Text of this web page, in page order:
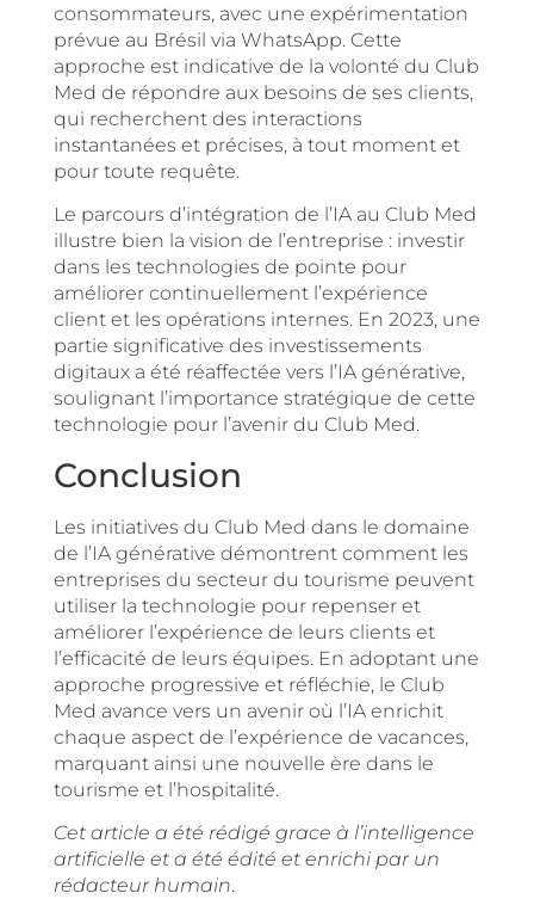
consommateurs, avec une expérimentation
prévue au Brésil via WhatsApp. Cette
approche est indicative de la volonté du Club
Med de répondre aux besoins de ses clients,
qui recherchent des interactions
instantanées et précises, à tout moment et
pour toute requête.
Le parcours d’intégration de l’IA au Club Med
illustre bien la vision de l’entreprise : investir
dans les technologies de pointe pour
améliorer continuellement l’expérience
client et les opérations internes. En 2023, une
partie significative des investissements
digitaux a été réaffectée vers l’IA générative,
soulignant l’importance stratégique de cette
technologie pour l’avenir du Club Med.
Conclusion
Les initiatives du Club Med dans le domaine
de l’IA générative démontrent comment les
entreprises du secteur du tourisme peuvent
utiliser la technologie pour repenser et
améliorer l’expérience de leurs clients et
l’efficacité de leurs équipes. En adoptant une
approche progressive et réfléchie, le Club
Med avance vers un avenir où l’IA enrichit
chaque aspect de l’expérience de vacances,
marquant ainsi une nouvelle ère dans le
tourisme et l’hospitalité.
Cet article a été rédigé grace à l’intelligence
artificielle et a été édité et enrichi par un
rédacteur humain.